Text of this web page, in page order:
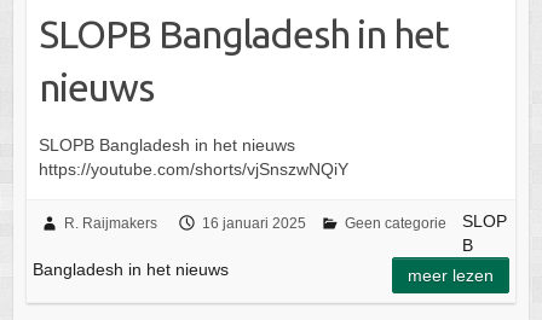
SLOPB Bangladesh in het
nieuws
SLOPB Bangladesh in het nieuws
https://youtube.com/shorts/vjSnszwNQiY
R. Raijmakers 16 januari 2025 Geen categorie
SLOP
B
Bangladesh in het nieuws
meer lezen